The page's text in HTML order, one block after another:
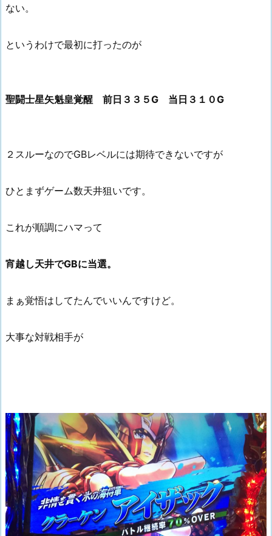
ない。
というわけで最初に打ったのが
聖闘士星矢魁皇覚醒 前日３３５G 当日３１０G
２スルーなのでGBレベルには期待できないですが
ひとまずゲーム数天井狙いです。
これが順調にハマって
宵越し天井でGBに当選。
まぁ覚悟はしてたんでいいんですけど。
大事な対戦相手が